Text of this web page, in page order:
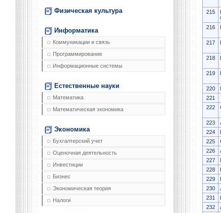
Физическая культура
Информатика
Коммуникации и связь
Программирование
Информационные системы
Естественные науки
Математика
Математическая экономика
Экономика
Бухгалтерский учет
Оценочная деятельность
Инвестиции
Бизнес
Экономическая теория
Налоги
215
216
217
218
219
220
221
222
223
224
225
226
227
228
229
230
231
232